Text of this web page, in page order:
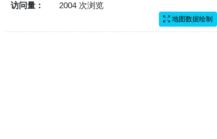
访问量： 2004 次浏览
地图数据绘制